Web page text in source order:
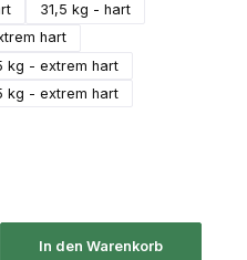
31,5 kg - hart
hart
kg - extrem hart
kg - extrem hart
In den Warenkorb